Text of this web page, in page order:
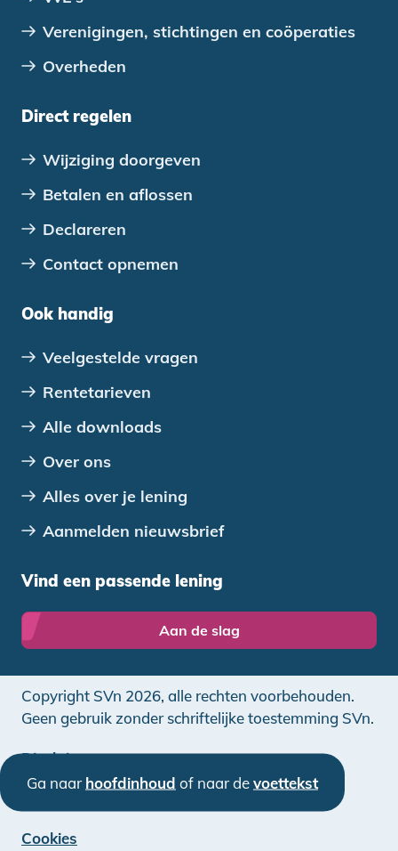
Verenigingen, stichtingen en coöperaties
Overheden
Direct regelen
Wijziging doorgeven
Betalen en aflossen
Declareren
Contact opnemen
Ook handig
Veelgestelde vragen
Rentetarieven
Alle downloads
Over ons
Alles over je lening
Aanmelden nieuwsbrief
Vind een passende lening
Aan de slag
Copyright SVn 2026, alle rechten voorbehouden.
Geen gebruik zonder schriftelijke toestemming SVn.
Disclaimer
Cookies
Ga naar hoofdinhoud of naar devoettekst